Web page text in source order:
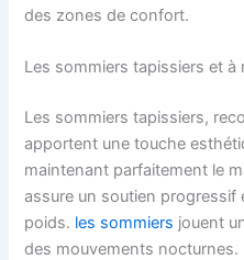
des zones de confort.
Les sommiers tapissiers et à
Les sommiers tapissiers,
apportent une touche
maintenant parfaitement le
assure un soutien
poids. les sommiers jouent
des mouvements nocturnes.